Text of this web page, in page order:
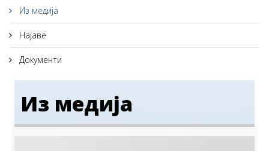
Из медија
Најаве
Документи
Из медија